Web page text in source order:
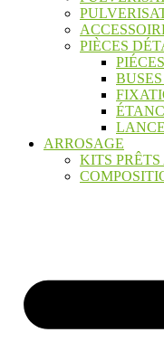
PIÈCES
ARROSAGE
KITS PRÊTS